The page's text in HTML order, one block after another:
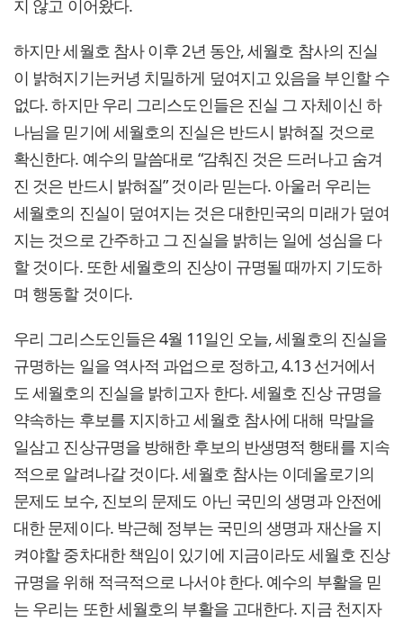
지 않고 이어왔다.
하지만 세월호 참사 이후 2년 동안, 세월호 참사의 진실
이 밝혀지기는커녕 치밀하게 덮여지고 있음을 부인할 수
없다. 하지만 우리 그리스도인들은 진실 그 자체이신 하
나님을 믿기에 세월호의 진실은 반드시 밝혀질 것으로
확신한다. 예수의 말씀대로 “감춰진 것은 드러나고 숨겨
진 것은 반드시 밝혀질” 것이라 믿는다. 아울러 우리는
세월호의 진실이 덮여지는 것은 대한민국의 미래가 덮여
지는 것으로 간주하고 그 진실을 밝히는 일에 성심을 다
할 것이다. 또한 세월호의 진상이 규명될 때까지 기도하
며 행동할 것이다.
우리 그리스도인들은 4월 11일인 오늘, 세월호의 진실을
규명하는 일을 역사적 과업으로 정하고, 4.13 선거에서
도 세월호의 진실을 밝히고자 한다. 세월호 진상 규명을
약속하는 후보를 지지하고 세월호 참사에 대해 막말을
일삼고 진상규명을 방해한 후보의 반생명적 행태를 지속
적으로 알려나갈 것이다. 세월호 참사는 이데올로기의
문제도 보수, 진보의 문제도 아닌 국민의 생명과 안전에
대한 문제이다. 박근혜 정부는 국민의 생명과 재산을 지
켜야할 중차대한 책임이 있기에 지금이라도 세월호 진상
규명을 위해 적극적으로 나서야 한다. 예수의 부활을 믿
는 우리는 또한 세월호의 부활을 고대한다. 지금 천지자